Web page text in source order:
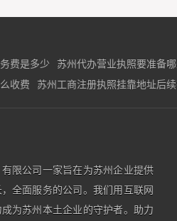
费是多少 苏州代办营业执照要准备
收费
苏州工商注册执照挂靠地址后
限公司一家旨在为苏州企业提供
全面服务的公司。我们用互联网
为苏州本土企业的守护者。助力